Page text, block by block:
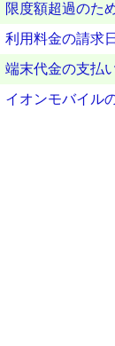
限度額超過のた
利用料金の請求
端末代金の支払
イオンモバイル